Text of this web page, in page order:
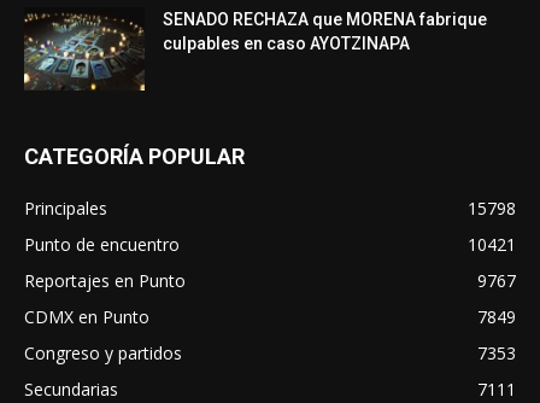
SENADO RECHAZA que MORENA fabrique
culpables en caso AYOTZINAPA
CATEGORÍA POPULAR
Principales
15798
Punto de encuentro
10421
Reportajes en Punto
9767
CDMX en Punto
7849
Congreso y partidos
7353
Secundarias
7111